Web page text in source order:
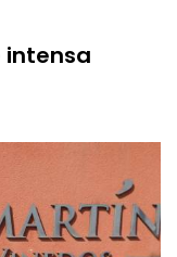
intensa